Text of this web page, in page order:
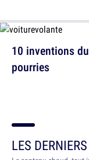
10 inventions
pourries
LES DERNIERS